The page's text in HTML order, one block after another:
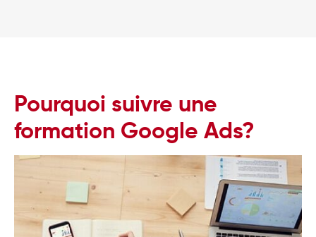
Pourquoi suivre une
formation Google Ads?